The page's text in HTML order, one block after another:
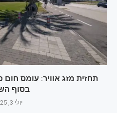
תחזית מזג אוויר: עומס חום
בסוף
יולי 3, 2025